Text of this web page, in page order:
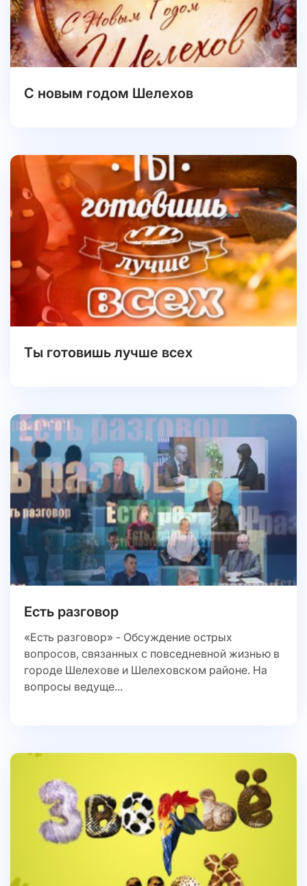
С новым годом Шелехов
Ты готовишь лучше всех
Есть разговор
«Есть разговор» - Обсуждение острых
вопросов, связанных с повседневной жизнью в
городе Шелехове и Шелеховском районе. На
вопросы ведуще...